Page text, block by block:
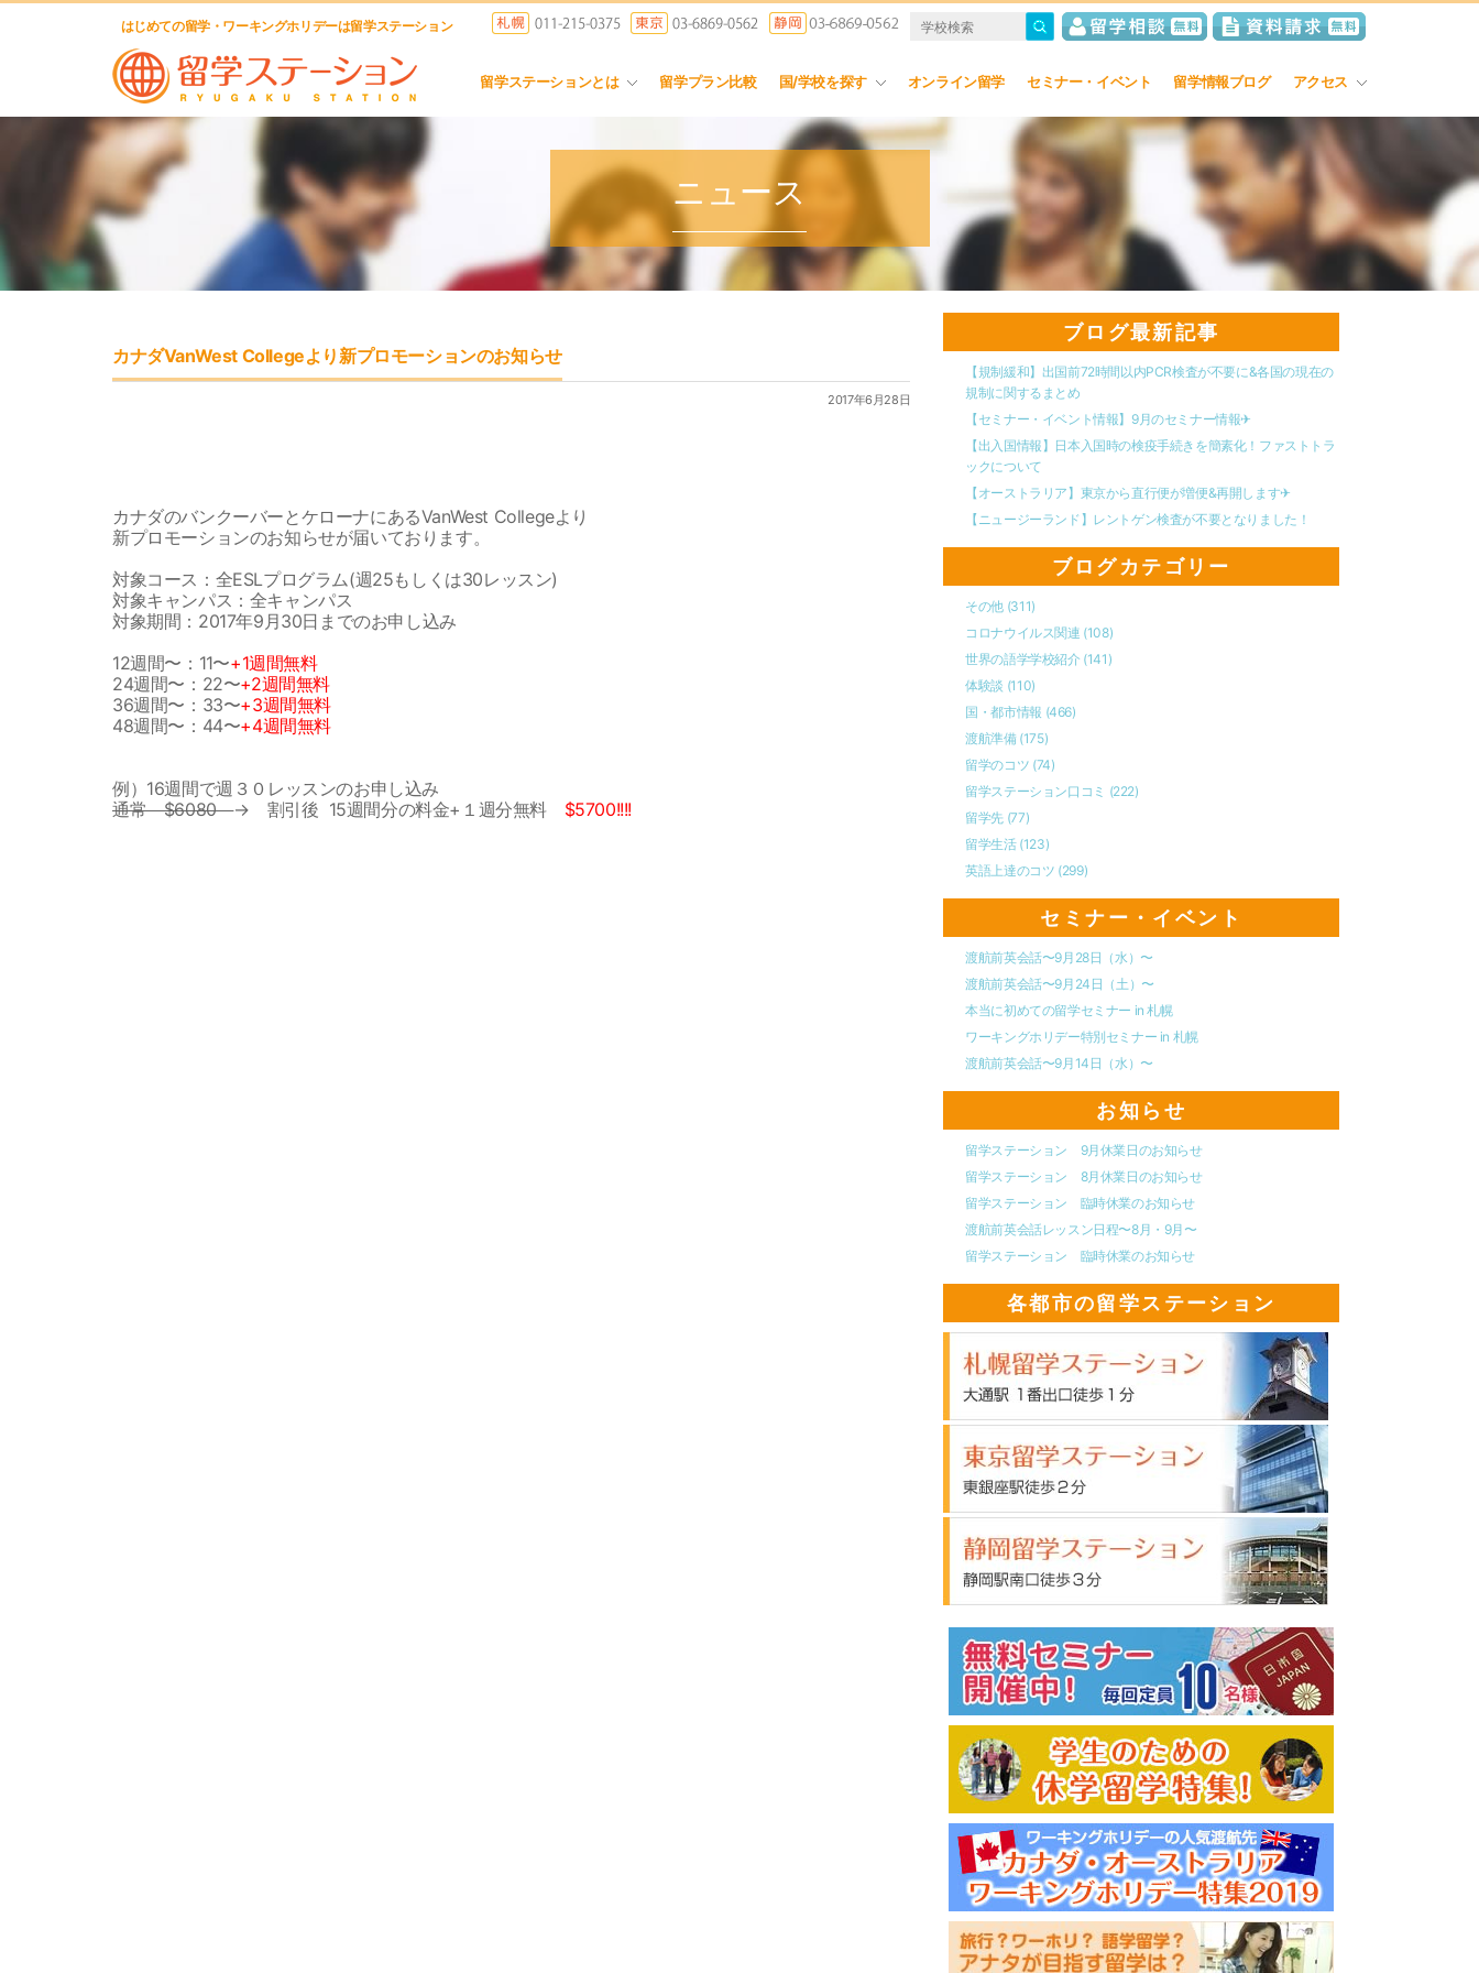
はじめての留学・ワーキングホリデーは留学ステーション
留学ステーションとは 留学プラン比較 国/学校を探す オンライン留学 セミナー・イベント 留学情報ブログ アクセス
ニュース
カナダVanWest Collegeより新プロモーションのお知らせ
2017年6月28日
カナダのバンクーバーとケローナにあるVanWest Collegeより
新プロモーションのお知らせが届いております。
対象コース：全ESLプログラム(週25もしくは30レッスン)
対象キャンパス：全キャンパス
対象期間：2017年9月30日までのお申し込み
12週間〜：11〜+1週間無料
24週間〜：22〜+2週間無料
36週間〜：33〜+3週間無料
48週間〜：44〜+4週間無料
例）16週間で週３０レッスンのお申し込み
通常 $6080→ 割引後 15週間分の料金+１週分無料 $5700!!!!
ブログ最新記事
【規制緩和】出国前72時間以内PCR検査が不要に&各国の現在の
規制に関するまとめ
【セミナー・イベント情報】9月のセミナー情報✈︎
【出入国情報】日本入国時の検疫手続きを簡素化！ファストトラ
ックについて
【オーストラリア】東京から直行便が増便&再開します✈︎
【ニュージーランド】レントゲン検査が不要となりました！
ブログカテゴリー
その他 (311)
コロナウイルス関連 (108)
世界の語学学校紹介 (141)
体験談 (110)
国・都市情報 (466)
渡航準備 (175)
留学のコツ (74)
留学ステーション口コミ (222)
留学先 (77)
留学生活 (123)
英語上達のコツ (299)
セミナー・イベント
渡航前英会話〜9月28日（水）〜
渡航前英会話〜9月24日（土）〜
本当に初めての留学セミナー in 札幌
ワーキングホリデー特別セミナー in 札幌
渡航前英会話〜9月14日（水）〜
お知らせ
留学ステーション 9月休業日のお知らせ
留学ステーション 8月休業日のお知らせ
留学ステーション 臨時休業のお知らせ
渡航前英会話レッスン日程〜8月・9月〜
留学ステーション 臨時休業のお知らせ
各都市の留学ステーション